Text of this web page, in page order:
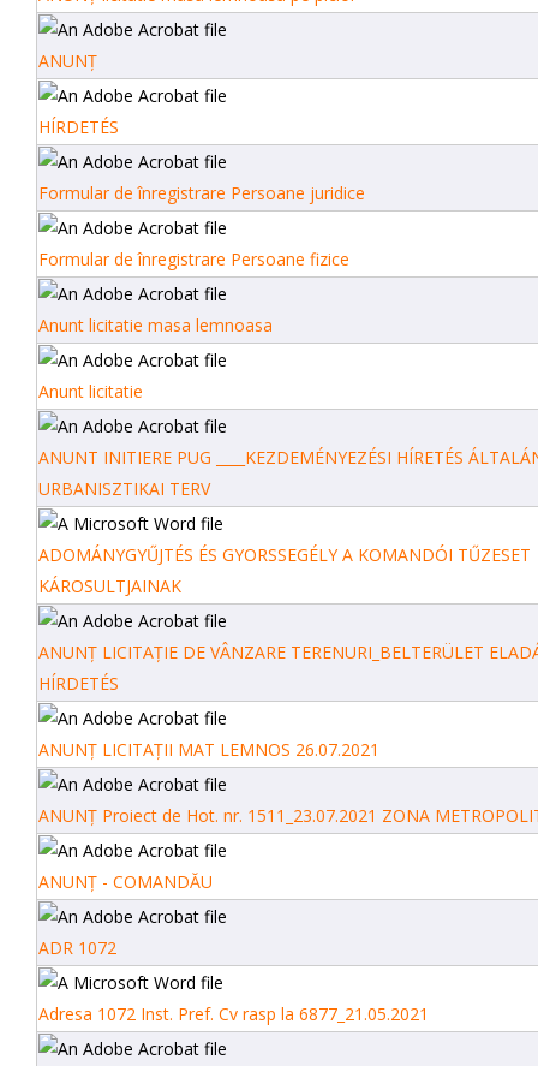
ANUNȚ
HÍRDETÉS
Formular de înregistrare Persoane juridice
Formular de înregistrare Persoane fizice
Anunt licitatie masa lemnoasa
Anunt licitatie
ANUNT INITIERE PUG ____KEZDEMÉNYEZÉSI HÍRETÉS
URBANISZTIKAI TERV
ADOMÁNYGYŰJTÉS ÉS GYORSSEGÉLY A KOMANDÓI TŰZESET
KÁROSULTJAINAK
ANUNȚ LICITAȚIE DE VÂNZARE TERENURI_BELTERÜLET
HÍRDETÉS
ANUNȚ LICITAȚII MAT LEMNOS 26.07.2021
ANUNȚ Proiect de Hot. nr. 1511_23.07.2021 ZONA
ANUNȚ - COMANDĂU
ADR 1072
Adresa 1072 Inst. Pref. Cv rasp la 6877_21.05.2021